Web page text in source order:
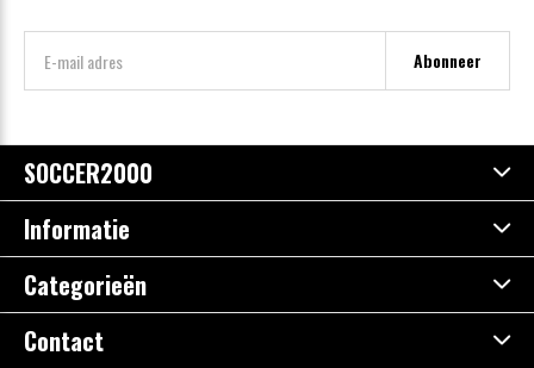
Abonneer
SOCCER2000
Informatie
Categorieën
Contact